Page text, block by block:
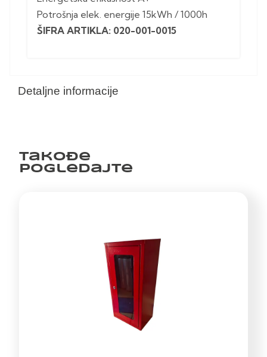
Detaljne informacije
Potrošnja elek. energije 15kWh / 1000h
ŠIFRA ARTIKLA: 020-001-0015
Takođe
pogledajte